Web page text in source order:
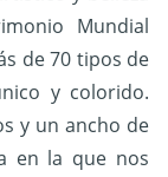
Mundial
de 70 tipos de
y colorido.
y un ancho de
en la que nos